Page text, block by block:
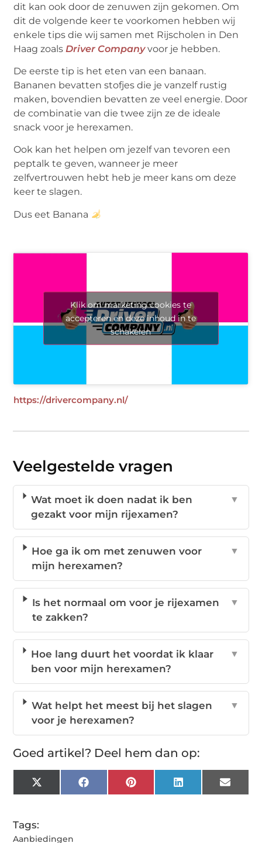
dit kan ook door de zenuwen zijn gekomen. Om
dit de volgende keer te voorkomen hebben wij
enkele tips die wij samen met Rijscholen in Den
Haag zoals Driver Companyvoor je hebben.
De eerste tip is het eten van een banaan.
Bananen bevatten stofjes die je vanzelf rustig
maken, bovendien bevatten ze veel energie. Door
de combinatie van die twee zijn ze de ideale
snack voor je herexamen.
Ook kan het helpen om jezelf van tevoren een
peptalk te geven, wanneer je meer
zelfvertrouwen hebt heb je meer kans om deze
keer te slagen.
Dus eet Banana
Klik om marketing cookies te
accepteren en deze inhoud in te
schakelen
https://drivercompany.nl/
Veelgestelde vragen
Wat moet ik doen nadat ik ben
gezakt voor mijn rijexamen?
▼
Hoe ga ik om met zenuwen voor
mijn herexamen?
▼
Is het normaal om voor je rijexamen
te zakken?
▼
Hoe lang duurt het voordat ik klaar
ben voor mijn herexamen?
▼
Wat helpt het meest bij het slagen
voor je herexamen?
▼
Goed artikel? Deel hem dan op:
X
(Twitter)
FacebookPinterest LinkedIn Email
Tags:
Aanbiedingen